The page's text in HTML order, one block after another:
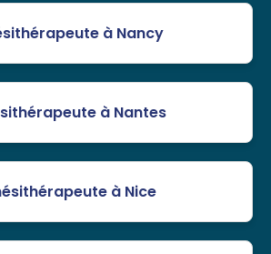
à Nancy
à Nantes
à Nice